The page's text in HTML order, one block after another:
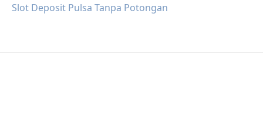
Slot Deposit Pulsa Tanpa Potongan